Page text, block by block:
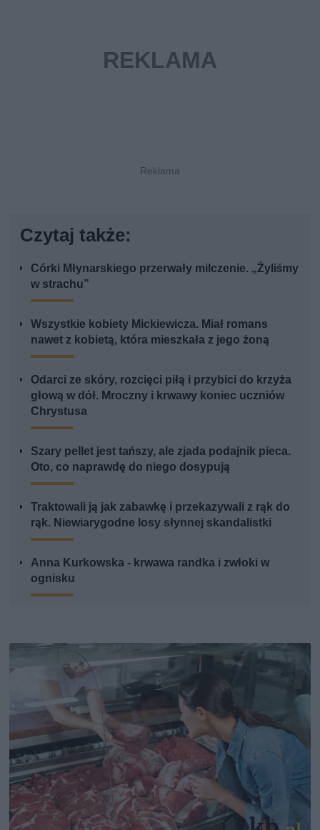
Czytaj także:
Córki Młynarskiego przerwały milczenie. „Żyliśmy
w strachu”
Wszystkie kobiety Mickiewicza. Miał romans
nawet z kobietą, która mieszkała z jego żoną
Odarci ze skóry, rozcięci piłą i przybici do krzyża
głową w dół. Mroczny i krwawy koniec uczniów
Chrystusa
Szary pellet jest tańszy, ale zjada podajnik pieca.
Oto, co naprawdę do niego dosypują
Traktowali ją jak zabawkę i przekazywali z rąk do
rąk. Niewiarygodne losy słynnej skandalistki
Anna Kurkowska - krwawa randka i zwłoki w
ognisku